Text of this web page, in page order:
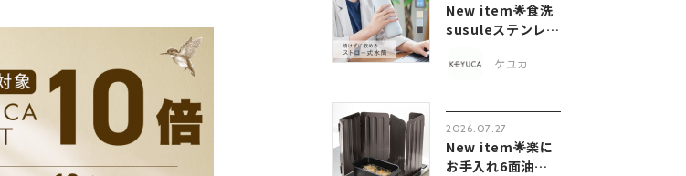
New item🌟食洗
susuleステンレス
ケユカ
2026.07.27
New item🌟楽に
お手入れ6面油は